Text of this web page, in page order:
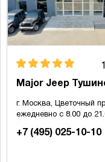
Major Jeep
г. Москва, Цветочный
ежедневно с 8.00 до
+7 (495) 025-10-10